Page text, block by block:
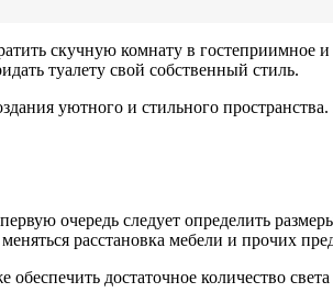
скучную комнату в гостеприимное
туалету свой собственный стиль.
уютного и стильного
очередь следует определить
расстановка мебели и прочих
достаточное количество